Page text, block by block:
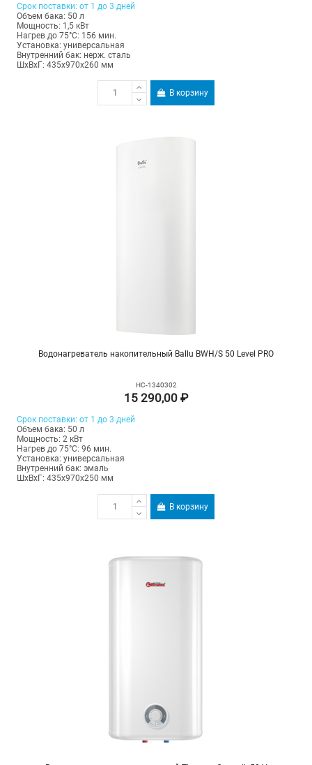
Срок поставки: от 1 до 3 дней
Объем бака: 50 л
Мощность: 1,5 кВт
Нагрев до 75°С: 156 мин.
Установка: универсальная
Внутренний бак: нерж. сталь
ШхВхГ: 435х970х260 мм
В корзину
Водонагреватель накопительный Ballu BWH/S 50 Level PRO
НС-1340302
15 290,00 ₽
Срок поставки: от 1 до 3 дней
Объем бака: 50 л
Мощность: 2 кВт
Нагрев до 75°С: 96 мин.
Установка: универсальная
Внутренний бак: эмаль
ШхВхГ: 435х970х250 мм
В корзину